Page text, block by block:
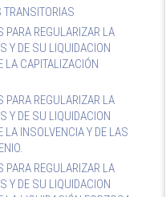
PARA REGULARIZAR LA
Y DE SU LIQUIDACION
LA CAPITALIZACIÓN
PARA REGULARIZAR LA
Y DE SU LIQUIDACION
LA INSOLVENCIA Y DE LAS
PARA REGULARIZAR LA
Y DE SU LIQUIDACION